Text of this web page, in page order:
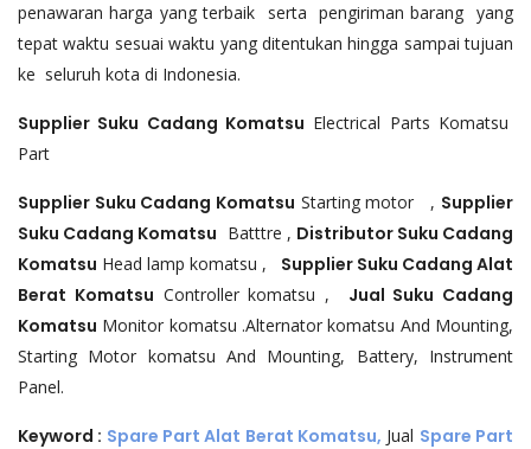
penawaran harga yang terbaik serta pengiriman barang yang
tepat waktu sesuai waktu yang ditentukan hingga sampai tujuan
ke seluruh kota di Indonesia.
Supplier Suku Cadang Komatsu Electrical Parts Komatsu
Part
Supplier Suku Cadang Komatsu Starting motor , Supplier
Suku Cadang Komatsu Batttre , Distributor Suku Cadang
Komatsu Head lamp komatsu ,
Supplier Suku Cadang Alat
Berat Komatsu Controller komatsu , Jual Suku Cadang
Komatsu Monitor komatsu .Alternator komatsu And Mounting,
Starting Motor komatsu And Mounting, Battery, Instrument
Panel.
Keyword : Spare Part Alat Berat Komatsu, Jual Spare Part